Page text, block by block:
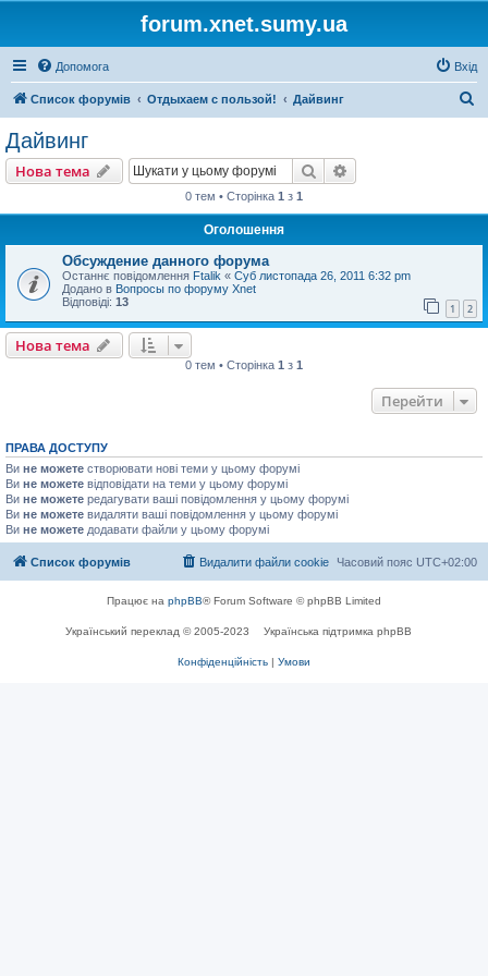
forum.xnet.sumy.ua
Допомога Вхід
Список форумів Отдыхаем с пользой! Дайвинг
Дайвинг
Нова тема Пошук
0 тем • Сторінка 1 з 1
Оголошення
Обсуждение данного форума
Останнє повідомлення Ftalik « Суб листопада 26, 2011 6:32 pm
Додано в Вопросы по форуму Xnet
Відповіді: 13 1 2
Нова тема
0 тем • Сторінка 1 з 1
Перейти
ПРАВА ДОСТУПУ
Ви не можете створювати нові теми у цьому форумі
Ви не можете відповідати на теми у цьому форумі
Ви не можете редагувати ваші повідомлення у цьому форумі
Ви не можете видаляти ваші повідомлення у цьому форумі
Ви не можете додавати файли у цьому форумі
Список форумів Часовий пояс UTC+02:00
Видалити файли cookie
Працює на phpBB® Forum Software © phpBB Limited
Український переклад © 2005-2023 Українська підтримка phpBB
Конфіденційність | Умови